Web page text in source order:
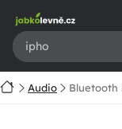
obsah
DomůAudio Bluetooth